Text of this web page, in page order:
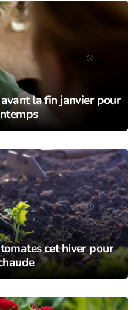
la fin janvier pour
cet hiver pour
27/01/24